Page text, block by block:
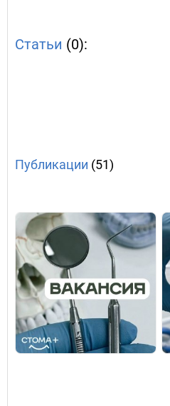
Статьи (0):
Публикации (51)